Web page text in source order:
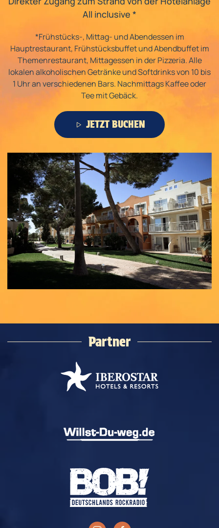
All inclusive *
*Frühstücks-, Mittag- und Abendessen im
Hauptrestaurant, Frühstücksbuffet und Abendbuffet im
Themenrestaurant, Mittagessen in der Pizzeria. Alle
lokalen alkoholischen Getränke und Softdrinks von 10 bis
1 Uhr an verschiedenen Bars. Nachmittags Kaffee oder
Tee mit Gebäck.
JETZT BUCHEN
Partner